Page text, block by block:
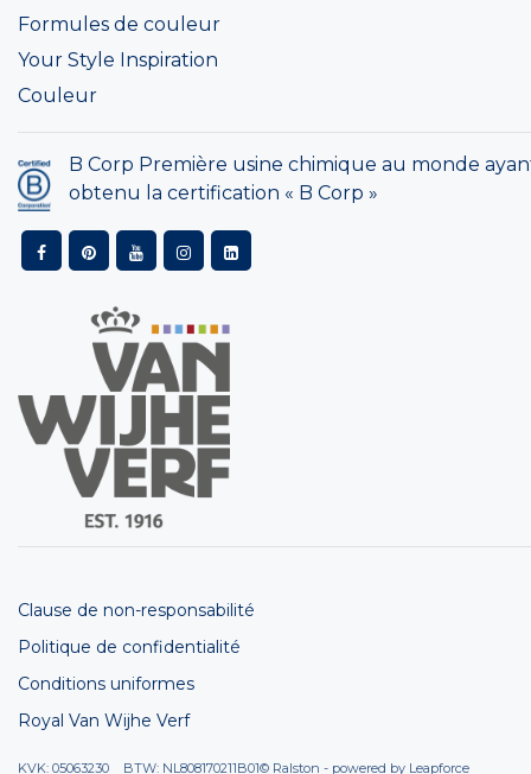
Formules de couleur
Your Style Inspiration
Couleur
B Corp Première usine chimique au monde
obtenu la certification « B Corp »
Clause de non-responsabilité
Politique de confidentialité
Conditions uniformes
Royal Van Wijhe Verf
KVK: 05063230 BTW: NL808170211B01© Ralston - powered by Leapforce